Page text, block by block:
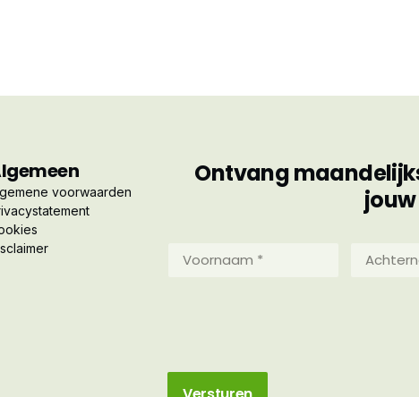
voorwaarden
Ontvang